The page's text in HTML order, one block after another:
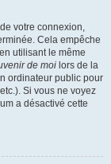
de votre connexion,
Cela empêche
utilisant le même
de moi lors de la
ordinateur public pour
Si vous ne voyez
a désactivé cette